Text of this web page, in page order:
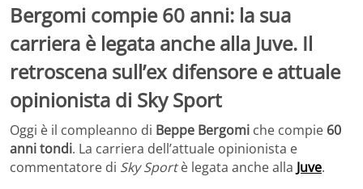
Bergomi compie 60 anni: la sua
carriera è legata anche alla Juve. Il
retroscena sull’ex difensore e attuale
opinionista di Sky Sport
Oggi è il compleanno di Beppe Bergomi che compie 60
anni tondi. La carriera dell’attuale opinionista e
commentatore di Sky Sportè legata anche alla Juve.